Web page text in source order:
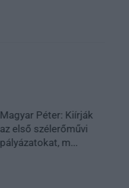
Magyar Péter: Kiírják
az első szélerőművi
pályázatokat, m...